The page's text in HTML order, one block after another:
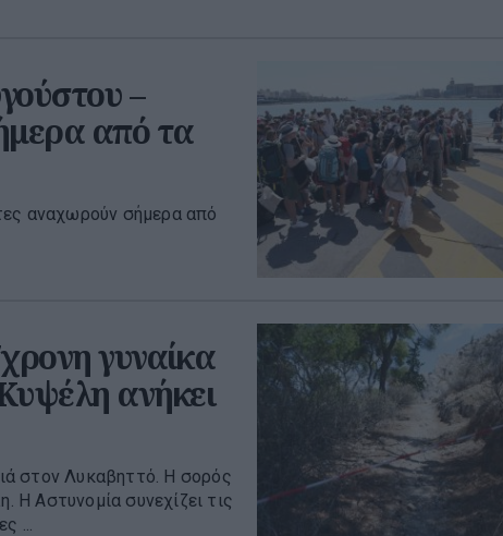
–
από τα
αναχωρούν σήμερα από
γυναίκα
ανήκει
στον Λυκαβηττό. Η σορός
Η Αστυνομία συνεχίζει τις
...